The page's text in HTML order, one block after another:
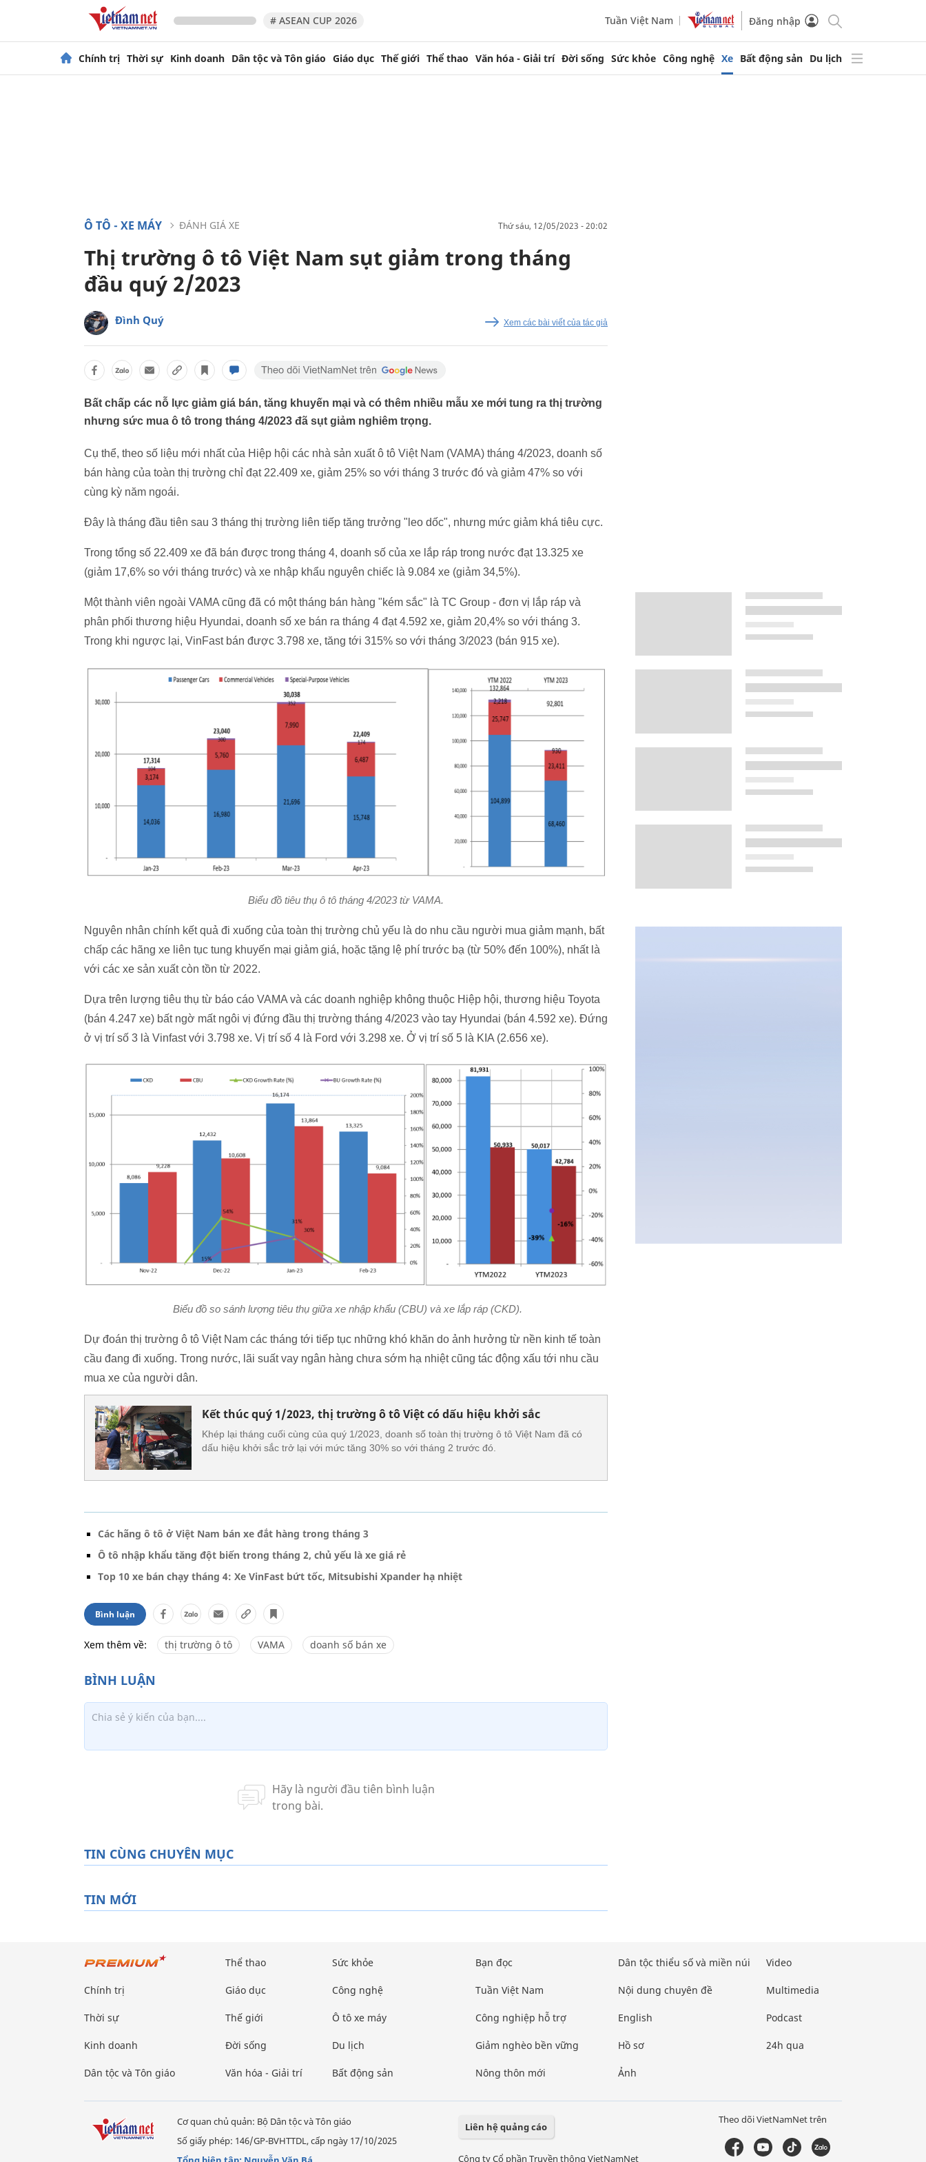
# ASEAN CUP 2026 Tuần Việt Nam Đăng nhập
Chính trị Thời sự Kinh doanh Dân tộc và Tôn giáo Giáo dục Thế giới Thể thao Văn hóa - Giải trí Đời sống Sức khỏe Công nghệ Xe Bất động sản Du lịch
Ô TÔ - XE MÁY ĐÁNH GIÁ XE thứ sáu, 12/05/2023 - 20:02
Thị trường ô tô Việt Nam sụt giảm trong tháng
đầu quý 2/2023
Đình Quý Xem các bài viết của tác giả
Bất chấp các nỗ lực giảm giá bán, tăng khuyến mại và có thêm nhiều mẫu xe mới tung ra thị trường
nhưng sức mua ô tô trong tháng 4/2023 đã sụt giảm nghiêm trọng.
Cụ thể, theo số liệu mới nhất của Hiệp hội các nhà sản xuất ô tô Việt Nam (VAMA) tháng 4/2023, doanh số
bán hàng của toàn thị trường chỉ đạt 22.409 xe, giảm 25% so với tháng 3 trước đó và giảm 47% so với
cùng kỳ năm ngoái.
Đây là tháng đầu tiên sau 3 tháng thị trường liên tiếp tăng trưởng "leo dốc", nhưng mức giảm khá tiêu cực.
Trong tổng số 22.409 xe đã bán được trong tháng 4, doanh số của xe lắp ráp trong nước đạt 13.325 xe
(giảm 17,6% so với tháng trước) và xe nhập khẩu nguyên chiếc là 9.084 xe (giảm 34,5%).
Một thành viên ngoài VAMA cũng đã có một tháng bán hàng "kém sắc" là TC Group - đơn vị lắp ráp và
phân phối thương hiệu Hyundai, doanh số xe bán ra tháng 4 đạt 4.592 xe, giảm 20,4% so với tháng 3.
Trong khi ngược lại, VinFast bán được 3.798 xe, tăng tới 315% so với tháng 3/2023 (bán 915 xe).
Biểu đồ tiêu thụ ô tô tháng 4/2023 từ VAMA.
Nguyên nhân chính kết quả đi xuống của toàn thị trường chủ yếu là do nhu cầu người mua giảm mạnh, bất
chấp các hãng xe liên tục tung khuyến mại giảm giá, hoặc tặng lệ phí trước bạ (từ 50% đến 100%), nhất là
với các xe sản xuất còn tồn từ 2022.
Dựa trên lượng tiêu thụ từ báo cáo VAMA và các doanh nghiệp không thuộc Hiệp hội, thương hiệu Toyota
(bán 4.247 xe) bất ngờ mất ngôi vị đứng đầu thị trường tháng 4/2023 vào tay Hyundai (bán 4.592 xe). Đứng
ở vị trí số 3 là Vinfast với 3.798 xe. Vị trí số 4 là Ford với 3.298 xe. Ở vị trí số 5 là KIA (2.656 xe).
Biểu đồ so sánh lượng tiêu thụ giữa xe nhập khẩu (CBU) và xe lắp ráp (CKD).
Dự đoán thị trường ô tô Việt Nam các tháng tới tiếp tục những khó khăn do ảnh hưởng từ nền kinh tế toàn
cầu đang đi xuống. Trong nước, lãi suất vay ngân hàng chưa sớm hạ nhiệt cũng tác động xấu tới nhu cầu
mua xe của người dân.
Kết thúc quý 1/2023, thị trường ô tô Việt có dấu hiệu khởi sắc
Khép lại tháng cuối cùng của quý 1/2023, doanh số toàn thị trường ô tô Việt Nam đã có
dấu hiệu khởi sắc trở lại với mức tăng 30% so với tháng 2 trước đó.
Các hãng ô tô ở Việt Nam bán xe đắt hàng trong tháng 3
Ô tô nhập khẩu tăng đột biến trong tháng 2, chủ yếu là xe giá rẻ
Top 10 xe bán chạy tháng 4: Xe VinFast bứt tốc, Mitsubishi Xpander hạ nhiệt
Bình luận
Xem thêm về: thị trường ô tô VAMA doanh số bán xe
TIN CÙNG CHUYÊN MỤC
TIN MỚI
Chính trị
Thời sự
Kinh doanh
Dân tộc và Tôn giáo
Thể thao
Giáo dục
Thế giới
Đời sống
Văn hóa - Giải trí
Sức khỏe
Công nghệ
Ô tô xe máy
Du lịch
Bất động sản
Bạn đọc
Tuần Việt Nam
Công nghiệp hỗ trợ
Giảm nghèo bền vững
Nông thôn mới
Dân tộc thiểu số và miền núi
Nội dung chuyên đề
English
Hồ sơ
Ảnh
Video
Multimedia
Podcast
24h qua
Cơ quan chủ quản: Bộ Dân tộc và Tôn giáo
Số giấy phép: 146/GP-BVHTTDL, cấp ngày 17/10/2025
Liên hệ quảng cáo
Công ty Cổ phần Truyền thông VietNamNet
Theo dõi VietNamNet trên